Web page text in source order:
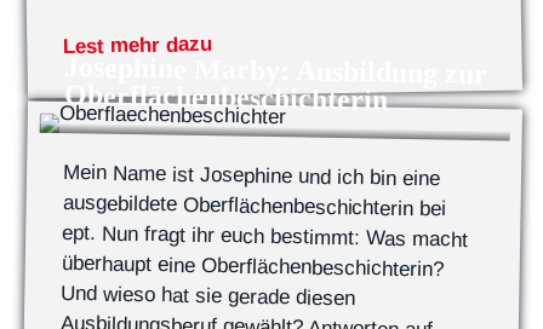
Lest mehr dazu
Oberflächenbeschichterin
Mein Name ist Josephine und ich bin eine
ausgebildete Oberflächenbeschichterin bei
ept. Nun fragt ihr euch bestimmt: Was macht
überhaupt eine Oberflächenbeschichterin?
Und wieso hat sie gerade diesen
Ausbildungsberuf gewählt? Antworten auf
diesen Fragen und einige weitere
Informationen zu meiner Ausbildung findet ihr